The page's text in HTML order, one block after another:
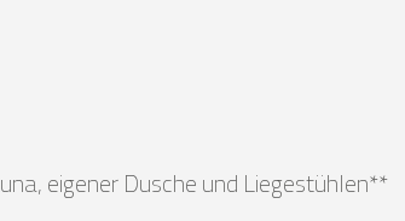
eigener Dusche und Liegestühlen**